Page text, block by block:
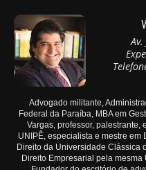
Advogado militante,
Federal da Paraíba, MBA em
Vargas, professor,
UNIPÊ, especialista e mestre
Direito da Universidade Clássica
Direito Empresarial pela